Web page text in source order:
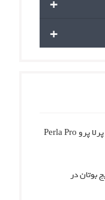
+
+
راهنمای خطاهای پکیج بوتان پرلا پرو Perla Pro
بوتان در